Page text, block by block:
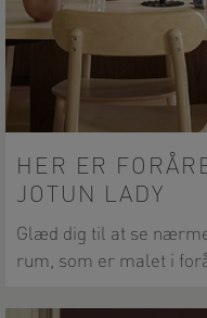
HER ER
JOTUN LADY
Glæd dig til at se
rum, som er malet i